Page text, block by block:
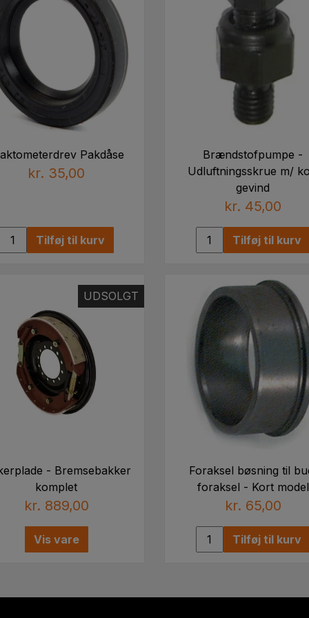
Renault
60005000894, 6005019592, 6005007409,
Valmet & Valtra
Pakdåse
kr. 35,00
Tilføj til kurv
Brændstofpumpe -
Udluftningsskrue m/
gevind
kr. 45,00
Tilføj til kurv
UDSOLGT
- Bremsebakker
komplet
kr. 889,00
Vis vare
Foraksel bøsning til
foraksel - Kort model
kr. 65,00
Tilføj til kurv